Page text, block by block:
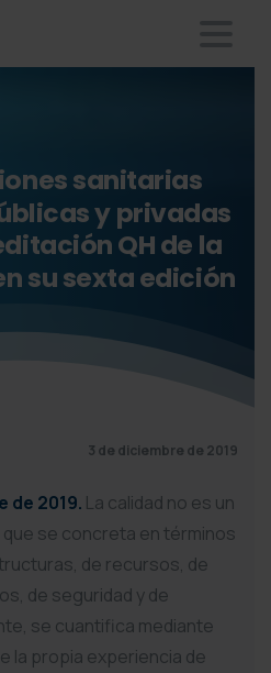
sanitarias
yprivadas
QHde la
susextaedición
3 de diciembre de 2019
de 2019. La calidad no es un
se concreta en términos
de recursos, de
de seguridad y de
se cuantifica mediante
la propia experiencia de